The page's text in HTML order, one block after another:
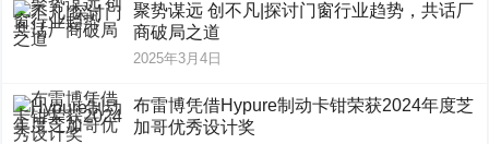
聚势谋远 创不凡|探讨门窗行业趋势，共话厂
商破局之道
2025年3月4日
布雷博凭借Hypure制动卡钳荣获2024年度芝
加哥优秀设计奖